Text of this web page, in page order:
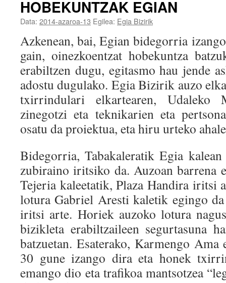
HOBEKUNTZAK EGIAN
Data: 2014-azaroa-13 Egilea: Egia Bizirik
Azkenean, bai, Egian bidegorria
gain, oinezkoentzat hobekuntza
erabiltzen dugu, egitasmo hau jende
adostu dugulako. Egia Bizirik auzo
txirrindulari elkartearen, Udaleko
zinegotzi eta teknikarien eta
osatu da proiektua, eta hiru urteko
Bidegorria, Tabakaleratik Egia
zubiraino iritsiko da. Auzoan barrena
Tejeria kaleetatik, Plaza Handira iritsi
lotura Gabriel Aresti kaletik egingo
iritsi arte. Horiek auzoko lotura
bizikleta erabiltzaileen segurtasuna
batzuetan. Esaterako, Karmengo Ama
30 gune izango dira eta honek
emango dio eta trafikoa mantsotzea